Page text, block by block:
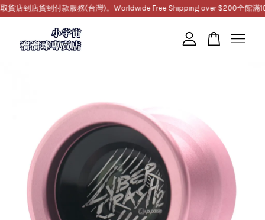
店到店貨到付款服務(台灣)。Worldwide Free Shipping over $200全館滿